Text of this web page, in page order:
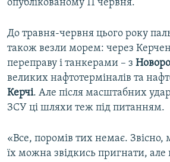
опублікованому 11 червня.
До травня-червня цього року
також везли морем: через
переправу і танкерами – з
великих нафтотерміналів та
Керчі. Але після масштабних
ЗСУ ці шляхи теж під питанням.
«Все, поромів тих немає.
їх можна звідкись пригнати, але